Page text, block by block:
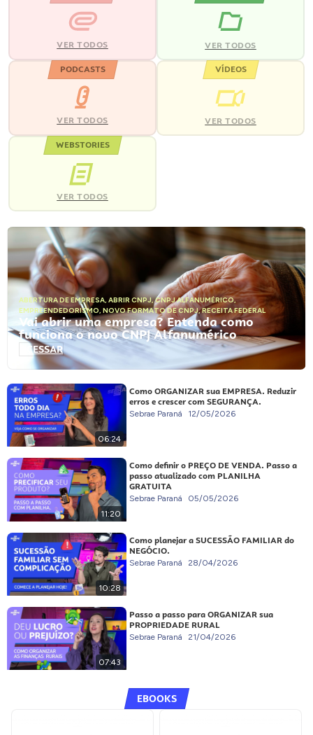
VER TODOS VER TODOS
PODCASTS
VER TODOS
VÍDEOS
VER TODOS
WEBSTORIES
VER TODOS
ABERTURA DE EMPRESA, ABRIR CNPJ,CNPJ ALFANUMÉRICO,
EMPREENDEDORISMO, NOVO FORMATO DE CNPJ,RECEITA FEDERAL
Vai abrir uma empresa? Entenda como
funciona o novo CNPJ Alfanumérico
ACESSAR
06:24
Como ORGANIZAR sua EMPRESA. Reduzir
erros e crescer com SEGURANÇA.
Sebrae Paraná 12/05/2026
11:20
Como definir o PREÇO DE VENDA. Passo a
passo atualizado com PLANILHA
GRATUITA
Sebrae Paraná 05/05/2026
10:28
Como planejar a SUCESSÃO FAMILIAR do
NEGÓCIO.
Sebrae Paraná 28/04/2026
07:43
Passo a passo para ORGANIZAR sua
PROPRIEDADE RURAL
Sebrae Paraná 21/04/2026
EBOOKS